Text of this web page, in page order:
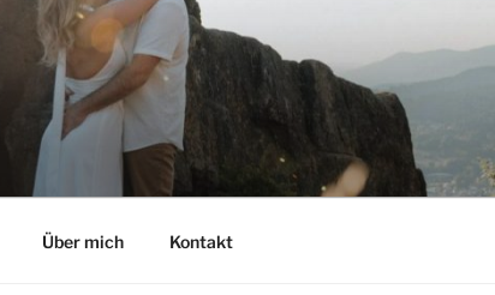
Über mich Kontakt